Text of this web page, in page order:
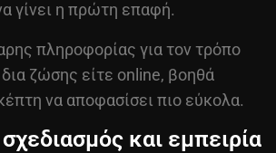
γίνει η πρώτη επαφή.
πληροφορίας για τον τρόπο
ζώσης είτε online, βοηθά
να αποφασίσει πιο εύκολα.
και εμπειρία